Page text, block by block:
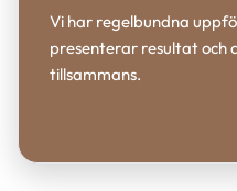
Vi har regelbundna
presenterar resultat och
tillsammans.